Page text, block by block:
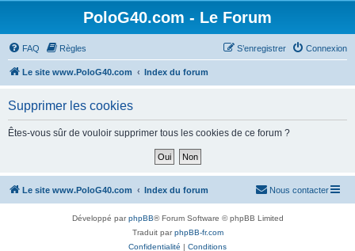
PoloG40.com - Le Forum
FAQ Règles Connexion
S’enregistrer
Le site www.PoloG40.com Index du forum
Supprimer les cookies
Êtes-vous sûr de vouloir supprimer tous les cookies de ce forum ?
Le site www.PoloG40.com Index du forum Nous contacter
Développé parphpBB® Forum Software © phpBB Limited
Traduit parphpBB-fr.com
Confidentialité | Conditions